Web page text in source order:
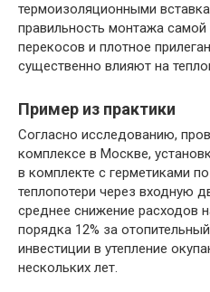
термоизоляционными
правильность монтажа самой
перекосов и плотное
существенно влияют на
Пример из практики
Согласно исследованию,
комплексе в Москве,
в комплекте с герметиками
теплопотери через входную
среднее снижение расходов
порядка 12% за
инвестиции в утепление
нескольких лет.